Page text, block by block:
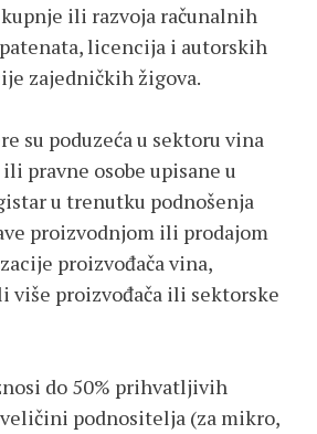
ili razvoja računalnih
licencija i autorskih
zajedničkih žigova.
su poduzeća u sektoru vina
pravne osobe upisane u
u trenutku podnošenja
proizvodnjom ili prodajom
proizvođača vina,
više proizvođača ili sektorske
do 50% prihvatljivih
podnositelja (za mikro,